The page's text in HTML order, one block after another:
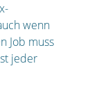
wenn
Job muss
jeder